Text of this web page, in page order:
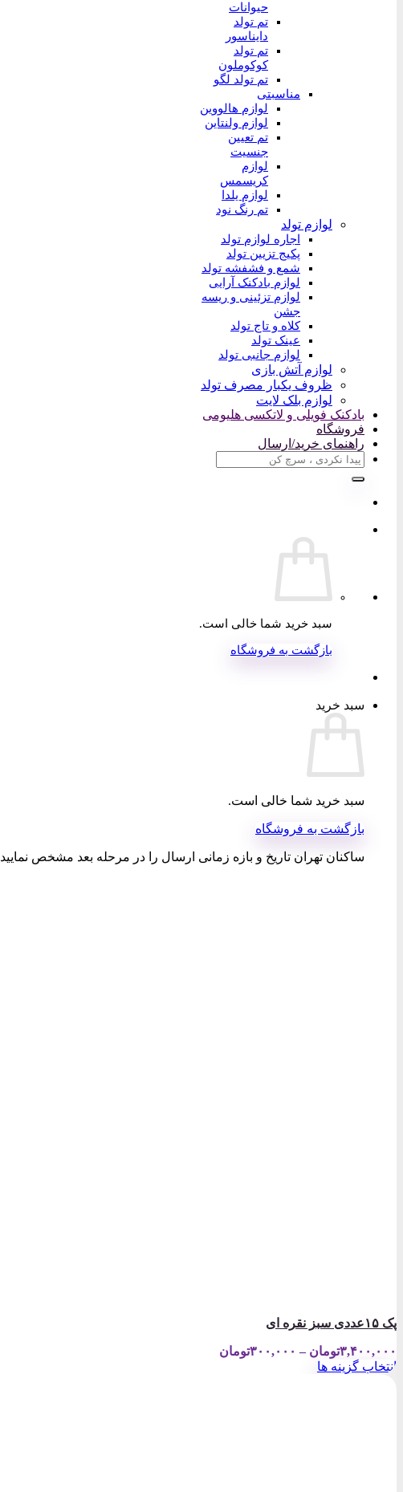
حیوانات
تم تولد
دایناسور
تم تولد
کوکوملون
تم تولد لگو
مناسبتی
لوازم هالووین
لوازم ولنتاین
تم تعیین
جنسیت
لوازم
کریسمس
لوازم یلدا
تم رنگ نود
لوازم تولد
اجاره لوازم تولد
پکیج تزیین تولد
شمع و فشفشه تولد
لوازم بادکنک آرایی
لوازم تزئینی و ریسه
جشن
کلاه و تاج تولد
عینک تولد
لوازم جانبی تولد
لوازم آتش بازی
ظروف یکبار مصرف تولد
لوازم بلک لایت
بادکنک فویلی و لاتکسی هلیومی
فروشگاه
راهنمای خرید/ارسال
جستجو
سبد خرید شما خالی است.
بازگشت به فروشگاه
سبد خرید
سبد خرید شما خالی است.
بازگشت به فروشگاه
ساکنان تهران تاریخ و بازه زمانی ارسال را در مرحله بعد مشخص نمایید
پک ۱۵عددی سبز نقره ای
۳,۴۰۰,۰۰۰تومان – ۳۰۰,۰۰۰تومان
انتخاب گزینه ها